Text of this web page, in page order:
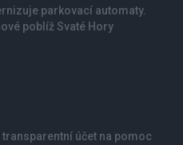
parkovací automaty.
poblíž Svaté Hory
účet na pomoc